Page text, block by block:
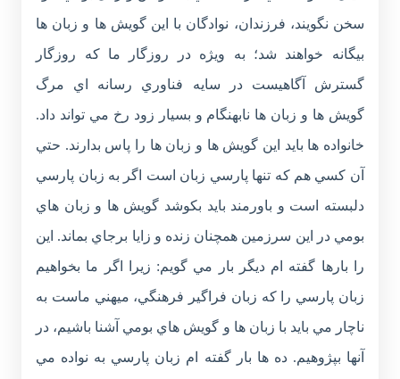
سخن نگويند، فرزندان، نوادگان با اين گويش ها و زبان ها
بيگانه خواهند شد؛ به ويژه در روزگار ما که روزگار
گسترش آگاهيست در سايه فناوري رسانه اي مرگ
گويش ها و زبان ها نابهنگام و بسيار زود رخ مي تواند داد.
خانواده ها بايد اين گويش ها و زبان ها را پاس بدارند. حتي
آن کسي هم که تنها پارسي زبان است اگر به زبان پارسي
دلبسته است و باورمند بايد بکوشد گويش ها و زبان هاي
بومي در اين سرزمين همچنان زنده و زايا برجاي بماند. اين
را بارها گفته ام ديگر بار مي گويم: زيرا اگر ما بخواهيم
زبان پارسي را که زبان فراگير فرهنگي، ميهني ماست به
ناچار مي بايد با زبان ها و گويش هاي بومي آشنا باشيم، در
آنها بپژوهيم. ده ها بار گفته ام زبان پارسي به نواده مي